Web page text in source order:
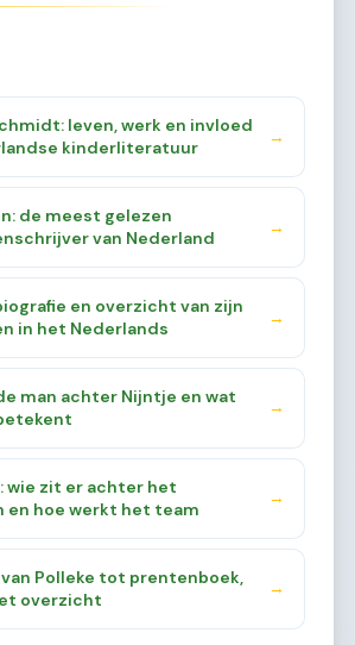
leven, werk en invloed
kinderliteratuur
→
de meest gelezen
van Nederland
→
en overzicht van zijn
in het Nederlands
→
man achter Nijntje en wat
→
wie zit er achter het
en hoe werkt het team
→
van Polleke tot prentenboek,
overzicht
→